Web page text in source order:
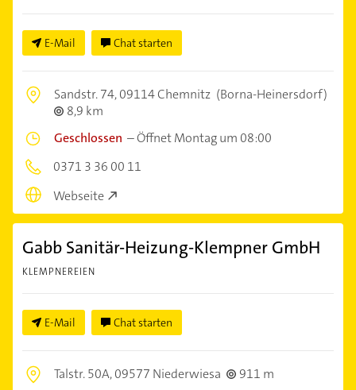
E-Mail Chat starten
Sandstr. 74,09114 Chemnitz (Borna-Heinersdorf)
8,9 km
Geschlossen –Öffnet Montag um 08:00
0371 3 36 00 11
Webseite
Gabb Sanitär-Heizung-Klempner GmbH
KLEMPNEREIEN
E-Mail Chat starten
Talstr. 50A,09577 Niederwiesa
911 m